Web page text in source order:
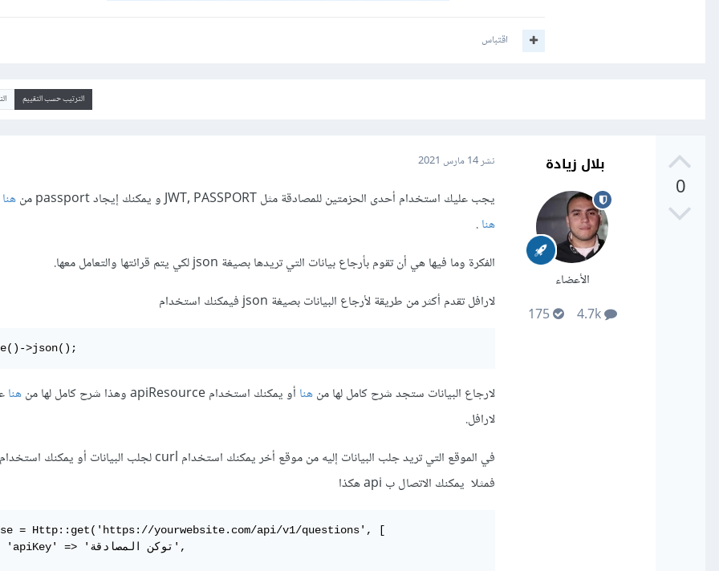
اقتباس
الترتيب حسب التقييم
0
بلال زيادة
الأعضاء
4.7k
175
نشر14 مارس 2021
يجب عليك استخدام أحدى الحزمتين للمصادقة مثل JWT, PASSPORT و يمكنك إيجاد passport من
هنا
هنا.
الفكرة وما فيها هي أن تقوم بأرجاع بيانات التي تريدها بصيغة json لكي يتم قرائتها والتعامل معها.
لارافل تقدم أكثر من طريقة لأرجاع البيانات بصيغة json فيمكنك استخدام
>json();
لارجاع البيانات ستجد شرح كامل لها منهنا أو يمكنك استخدام apiResource وهذا شرح كامل لها من هنا
لارافل.
فمثلا يمكنك الاتصال ب api هكذا
= Http::get('https://yourwebsite.com/api/v1/questions', [